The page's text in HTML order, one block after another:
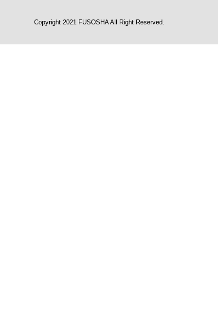
Copyright 2021 FUSOSHA All Right Reserved.